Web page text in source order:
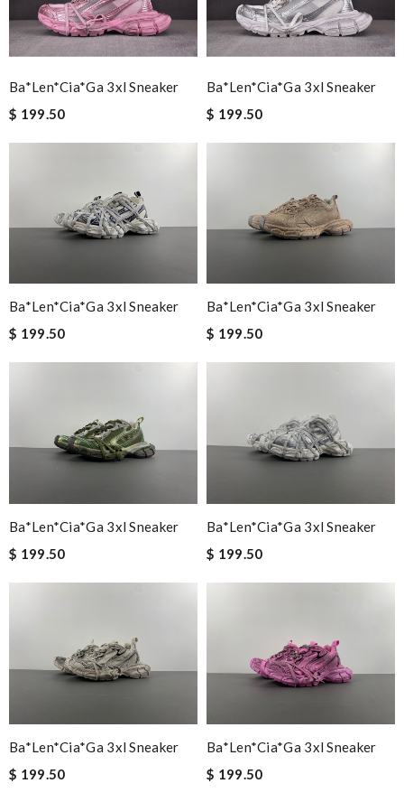
Ba*len*cia*ga 3xl Sneaker
$ 199.50
Ba*len*cia*ga 3xl Sneaker
$ 199.50
Ba*len*cia*ga 3xl Sneaker
$ 199.50
Ba*len*cia*ga 3xl Sneaker
$ 199.50
Ba*len*cia*ga 3xl Sneaker
$ 199.50
Ba*len*cia*ga 3xl Sneaker
$ 199.50
Ba*len*cia*ga 3xl Sneaker
$ 199.50
Ba*len*cia*ga 3xl Sneaker
$ 199.50